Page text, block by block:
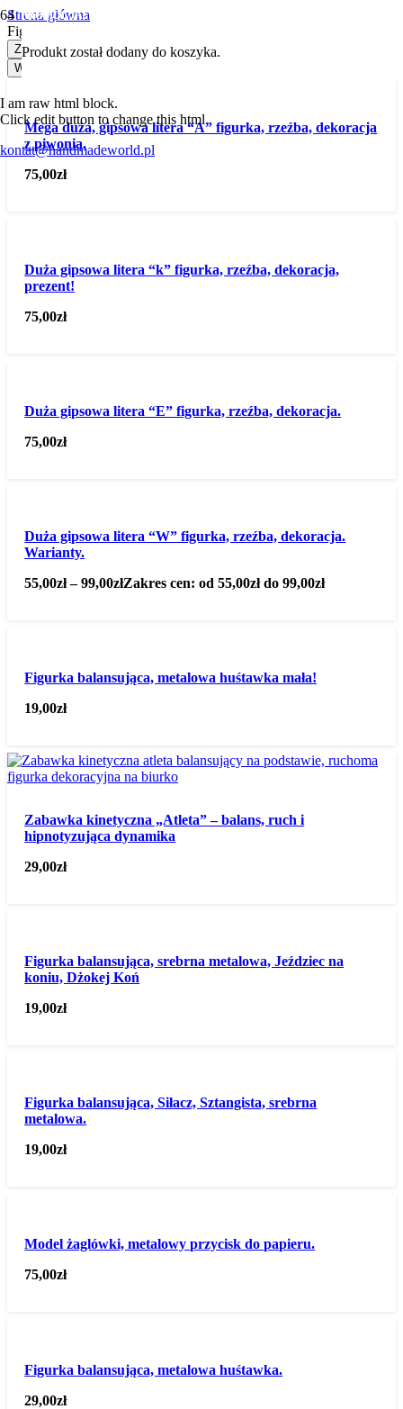
Produkt został dodany do koszyka.
I am raw html block.
Click edit button to change this html
kontat@handmadeworld.pl
Strona główna
Figurki
Zastosuj
Wybierz kategorię
Mega duża, gipsowa litera “A” figurka, rzeźba, dekoracja
z piwonią.
75,00zł
Duża gipsowa litera “k” figurka, rzeźba, dekoracja,
prezent!
75,00zł
Duża gipsowa litera “E” figurka, rzeźba, dekoracja.
75,00zł
PROMOCJA!
Duża gipsowa litera “W” figurka, rzeźba, dekoracja.
Warianty.
55,00zł – 99,00złZakres cen: od 55,00zł do 99,00zł
Figurka balansująca, metalowa huśtawka mała!
19,00zł
Zabawka kinetyczna „Atleta” – balans, ruch i
hipnotyzująca dynamika
29,00zł
Figurka balansująca, srebrna metalowa, Jeździec na
koniu, Dżokej Koń
19,00zł
Figurka balansująca, Siłacz, Sztangista, srebrna
metalowa.
19,00zł
Model żaglówki, metalowy przycisk do papieru.
75,00zł
Figurka balansująca, metalowa huśtawka.
29,00zł
PROMOCJA!